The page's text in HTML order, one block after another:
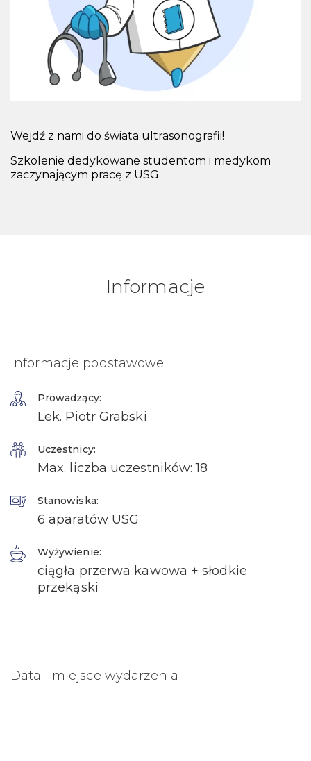
Wejdź z nami do świata ultrasonografii!
Szkolenie dedykowane studentom i medykom
zaczynającym pracę z USG.
Informacje
Informacje podstawowe
Prowadzący:
Lek. Piotr Grabski
Uczestnicy:
Max. liczba uczestników: 18
Stanowiska:
6 aparatów USG
Wyżywienie:
ciągła przerwa kawowa + słodkie
przekąski
Data i miejsce wydarzenia